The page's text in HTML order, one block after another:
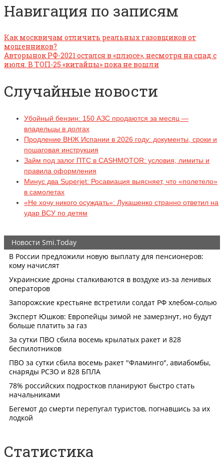
Навигация по записям
Как москвичам отличить реальных газовщиков от
мошенников?
Авторынок РФ-2021 остался в «плюсе», несмотря на спад с
июля. В ТОП-25 «китайцы» пока не вошли
Случайные новости
Убойный бензин: 150 АЗС продаются за месяц —
владельцы в долгах
Продление ВНЖ Испании в 2026 году: документы, сроки и
пошаговая инструкция
Займ под залог ПТС в CASHMOTOR: условия, лимиты и
правила оформления
Минус два Superjet: Росавиация выясняет, что «полетело»
в самолетах
«Не хочу никого осуждать»: Лукашенко странно ответил на
удар ВСУ по детям
Статистика